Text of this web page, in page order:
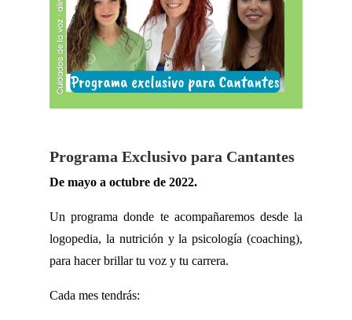
Programa Exclusivo para Cantantes
De mayo a octubre de 2022.
Un programa donde te acompañaremos desde la
logopedia, la nutrición y la psicología (coaching),
para hacer brillar tu voz y tu carrera.
Cada mes tendrás: